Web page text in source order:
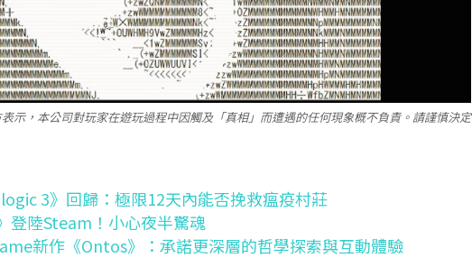
示，本公司對玩家在遊玩過程中因觸及「真相」而遭遇的任何現象概不負責。請謹慎決定
3》回歸：極限12天內能否挽救瘟疫村莊
登陸Steam！小心夜半驚魂
新作《Ontos》：承諾更深層的哲學探索與互動體驗